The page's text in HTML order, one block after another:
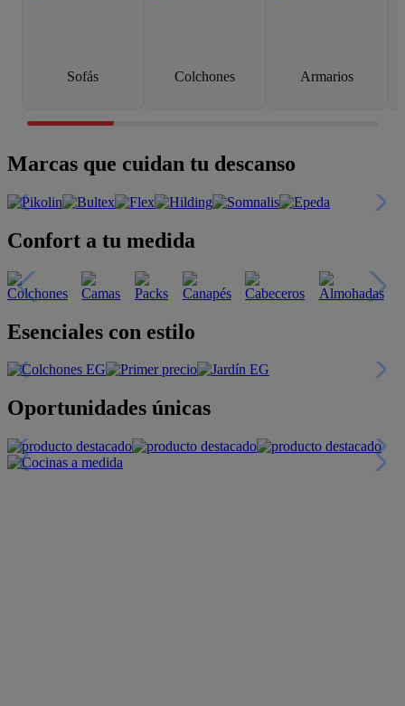
Sofás Colchones Armarios
Marcas que cuidan tu descanso
Confort a tu medida
Esenciales con estilo
Oportunidades únicas